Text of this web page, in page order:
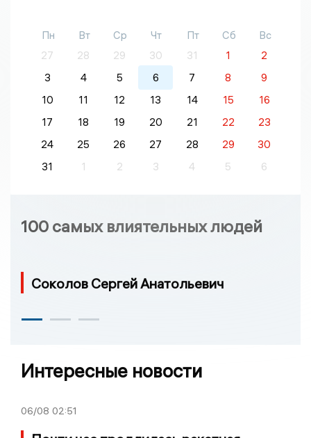
Пн Вт Ср Чт Пт Сб
Вс
27
28 29 30 31 1
2
3
4 5 6 7 8
9
10
11 12 13 14 15
16
17
18 19 20 21 22
23
24
25 26 27 28 29
30
31
1 2 3 4 5 6
100 самых влиятельных людей
Соколов Сергей Анатольевич
Интересные новости
06/08 02:51